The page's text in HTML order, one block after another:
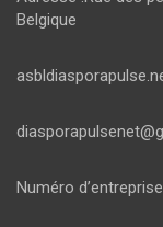
Belgique
Numéro